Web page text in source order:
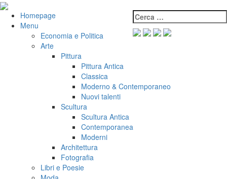
Salta
contenuto
VeniVidiVici Cerca:
Homepage
Menu
Economia e Politica
Arte
Pittura
Pittura Antica
Classica
Moderno & Contemporaneo
Nuovi talenti
Scultura
Scultura Antica
Contemporanea
Moderni
Architettura
Fotografia
Libri e Poesie